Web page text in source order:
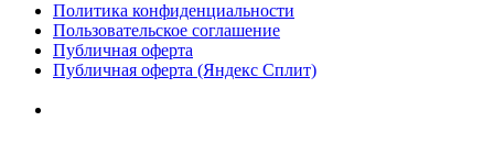
Политика конфиденциальности
Пользовательское соглашение
Публичная оферта
Публичная оферта (Яндекс Сплит)